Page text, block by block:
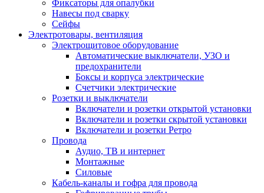
Фиксаторы для опалубки
Навесы под сварку
Сейфы
Электротовары, вентиляция
Электрощитовое оборудование
Автоматические выключатели, УЗО и
предохранители
Боксы и корпуса электрические
Счетчики электрические
Розетки и выключатели
Включатели и розетки открытой установки
Включатели и розетки скрытой установки
Включатели и розетки Ретро
Провода
Аудио, ТВ и интернет
Монтажные
Силовые
Кабель-каналы и гофра для провода